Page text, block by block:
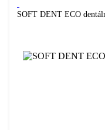
SOFT DENT ECO